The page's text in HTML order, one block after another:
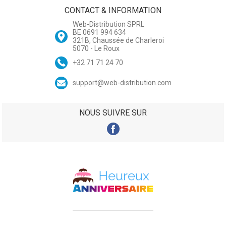
CONTACT & INFORMATION
Web-Distribution SPRL
BE 0691 994 634
321B, Chaussée de Charleroi
5070 - Le Roux
+32 71 71 24 70
support@web-distribution.com
NOUS SUIVRE SUR